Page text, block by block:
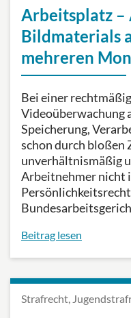
Arbeitsplatz –
Bildmaterials
mehreren
Bei einer
Videoüberwachung
Speicherung,
schon durch bloßen
unverhältnismäßig
Arbeitnehmer nicht
Beitrag lesen
Strafrecht,